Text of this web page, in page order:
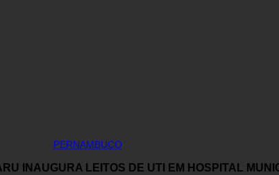
PERNAMBUCO
INAUGURA LEITOS DE UTI EM HOSPITAL